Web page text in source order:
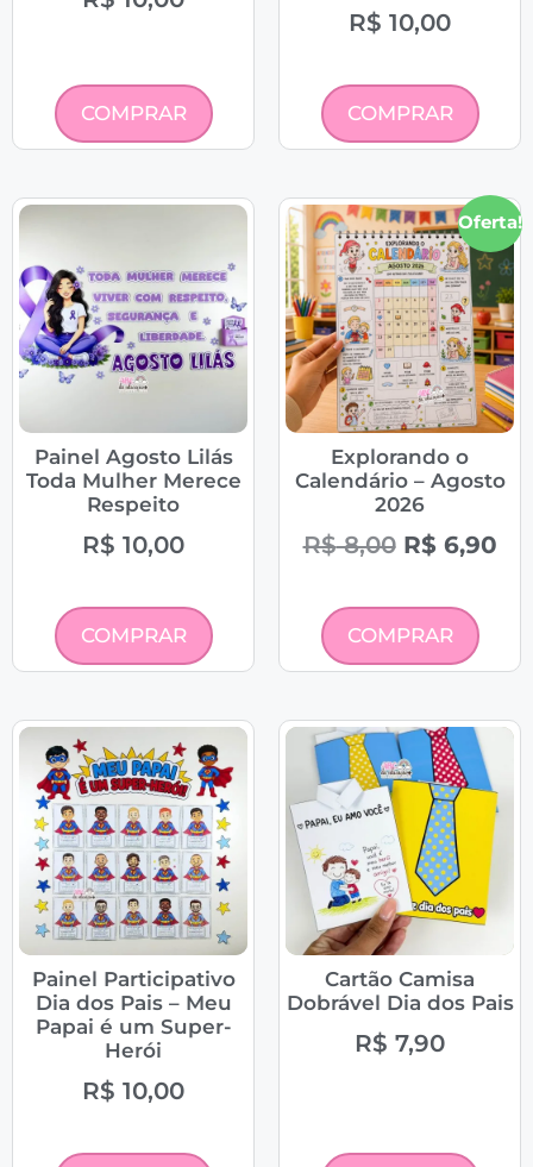
COMPRAR
R$ 10,00
COMPRAR
Painel Agosto Lilás
Toda Mulher Merece
Respeito
R$ 10,00
COMPRAR
Oferta!
Explorando o
Calendário – Agosto
2026
R$8,00 R$6,90
COMPRAR
Painel Participativo
Dia dos Pais – Meu
Papai é um Super-
Herói
R$ 10,00
Cartão Camisa
Dobrável Dia dos Pais
R$ 7,90